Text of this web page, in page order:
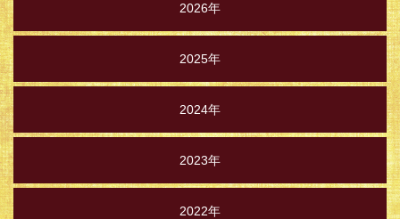
2026年
2025年
2024年
2023年
2022年